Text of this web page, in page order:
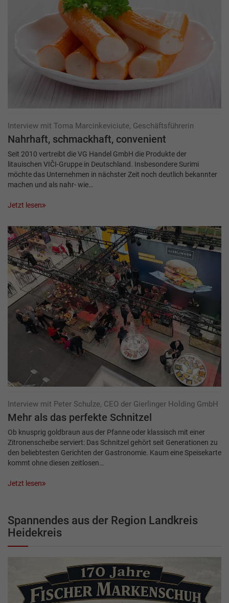
Interview mit Toma Marcinkeviciute, Geschäftsführerin
Nahrhaft, schmackhaft, convenient
Seit 2010 vertreibt die VG Handel GmbH die Produkte der
litauischen VIČI-Gruppe in Deutschland. Insbesondere Surimi
möchte das Unternehmen in nächster Zeit noch deutlich bekannter
machen und als nahr- wie…
Jetzt lesen
Interview mit Peter Schulze, CEO der Gierlinger Holding GmbH
Mehr als das perfekte Schnitzel
Ob knusprig goldbraun aus der Pfanne oder klassisch mit einer
Zitronenscheibe serviert: Das Schnitzel gehört seit Generationen zu
den beliebtesten Gerichten der Gastronomie. Kaum eine Speisekarte
kommt ohne diesen zeitlosen…
Jetzt lesen
Spannendes aus der Region Landkreis
Heidekreis